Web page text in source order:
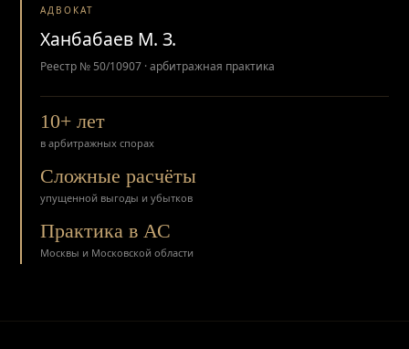
АДВОКАТ
Ханбабаев М. З.
Реестр № 50/10907 · арбитражная практика
10+ лет
в арбитражных спорах
Сложные расчёты
упущенной выгоды и убытков
Практика в АС
Москвы и Московской области